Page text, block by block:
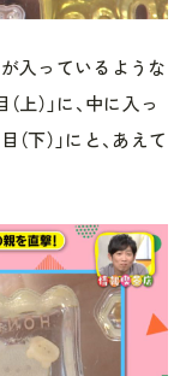
入っているような
上）」に、中に入っ
下）」にと、あえて